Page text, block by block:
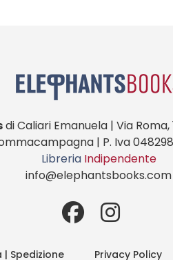
di Caliari Emanuela | Via
| P. Iva
Libreria Indipendente
info@elephantsbooks.com
Spedizione Privacy Policy